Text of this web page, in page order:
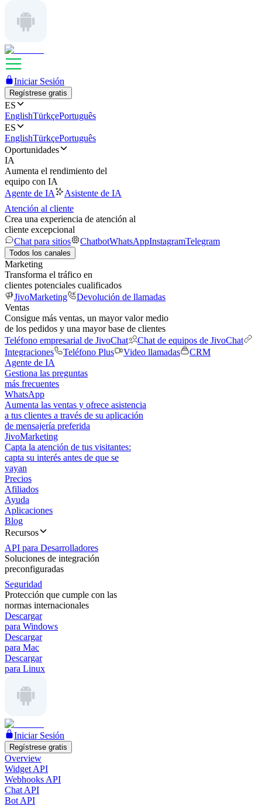
Iniciar Sesión
Regístrese gratis
ES
EnglishTürkçePortuguês
ES
EnglishTürkçePortuguês
Oportunidades
IA
Aumenta el rendimiento del
equipo con IA
Agente de IA
Asistente de IA
Atención al cliente
Crea una experiencia de atención al
cliente excepcional
Chat para sitios
ChatbotWhatsAppInstagramTelegram
Todos los canales
Marketing
Transforma el tráfico en
clientes potenciales cualificados
JivoMarketing
Devolución de llamadas
Ventas
Consigue más ventas, un mayor valor medio
de los pedidos y una mayor base de clientes
Teléfono empresarial de JivoChat
Chat de equipos de JivoChat
Integraciones
Teléfono Plus Video llamadas
CRM
Agente de IA
Gestiona las preguntas
más frecuentes
WhatsApp
Aumenta las ventas y ofrece asistencia
a tus clientes a través de su aplicación
de mensajería preferida
JivoMarketing
Capta la atención de tus visitantes:
capta su interés antes de que se
vayan
Precios
Afiliados
Ayuda
Aplicaciones
Blog
Recursos
API para Desarrolladores
Soluciones de integración
preconfiguradas
Seguridad
Protección que cumple con las
normas internacionales
Descargar
para Windows
Descargar
para Mac
Descargar
para Linux
Iniciar Sesión
Regístrese gratis
Overview
Widget API
Webhooks API
Chat API
Bot API